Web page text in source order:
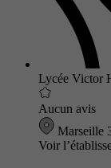
Lycée Victor
Aucun avis
Marseille
Voir